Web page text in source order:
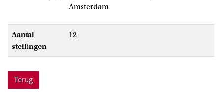
Amsterdam
Aantal
stellingen
12
Terug